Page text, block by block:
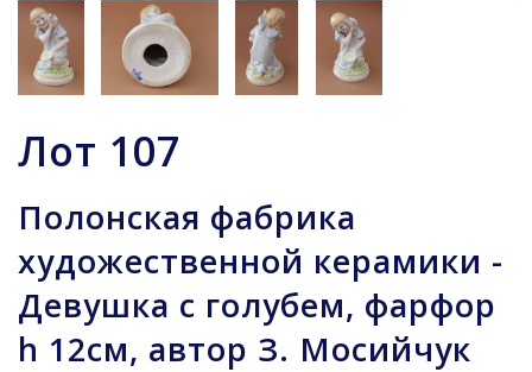
Лот 107
Полонская фабрика
художественной керамики -
Девушка с голубем, фарфор
h 12см, автор З. Мосийчук